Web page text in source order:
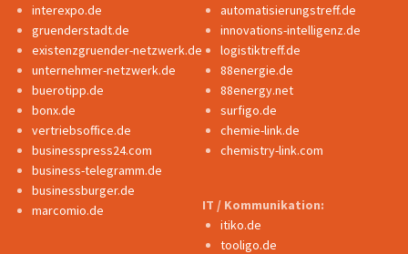
interexpo.de
gruenderstadt.de
existenzgruender-netzwerk.de
unternehmer-netzwerk.de
buerotipp.de
bonx.de
vertriebsoffice.de
businesspress24.com
business-telegramm.de
businessburger.de
marcomio.de
automatisierungstreff.de
innovations-intelligenz.de
logistiktreff.de
88energie.de
88energy.net
surfigo.de
chemie-link.de
chemistry-link.com
IT / Kommunikation:
itiko.de
tooligo.de